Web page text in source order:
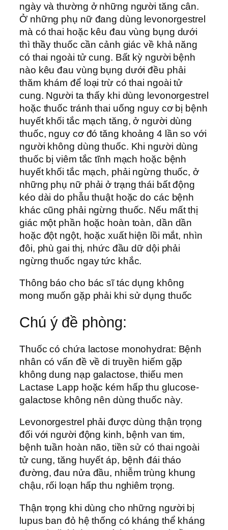
ngày và thường ở những người tăng cân.
Ở những phụ nữ đang dùng levonorgestrel
mà có thai hoặc kêu đau vùng bụng dưới
thì thầy thuốc cần cảnh giác về khả năng
có thai ngoài tử cung. Bất kỳ người bệnh
nào kêu đau vùng bụng dưới đều phải
thăm khám để loại trừ có thai ngoài tử
cung. Người ta thấy khi dùng levonorgestrel
hoặc thuốc tránh thai uống nguy cơ bị bệnh
huyết khối tắc mạch tăng, ở người dùng
thuốc, nguy cơ đó tăng khoảng 4 lần so với
người không dùng thuốc. Khi người dùng
thuốc bị viêm tắc tĩnh mạch hoặc bệnh
huyết khối tắc mạch, phải ngừng thuốc, ở
những phụ nữ phải ở trạng thái bất động
kéo dài do phẫu thuật hoặc do các bệnh
khác cũng phải ngừng thuốc. Nếu mất thị
giác một phần hoặc hoàn toàn, dần dần
hoặc đột ngột, hoặc xuất hiện lồi mắt, nhìn
đôi, phù gai thị, nhức đầu dữ dội phải
ngừng thuốc ngay tức khắc.
Thông báo cho bác sĩ tác dụng không
mong muốn gặp phải khi sử dụng thuốc
Chú ý đề phòng:
Thuốc có chứa lactose monohydrat: Bệnh
nhân có vấn đề về di truyền hiếm gặp
không dung nạp galactose, thiếu men
Lactase Lapp hoặc kém hấp thu glucose-
galactose không nên dùng thuốc này.
Levonorgestrel phải được dùng thận trọng
đối với người động kinh, bệnh van tim,
bệnh tuần hoàn não, tiền sử có thai ngoài
tử cung, tăng huyết áp, bệnh đái tháo
đường, đau nửa đầu, nhiễm trùng khung
chậu, rối loạn hấp thu nghiêm trọng.
Thận trọng khi dùng cho những người bị
lupus ban đỏ hệ thống có kháng thể kháng